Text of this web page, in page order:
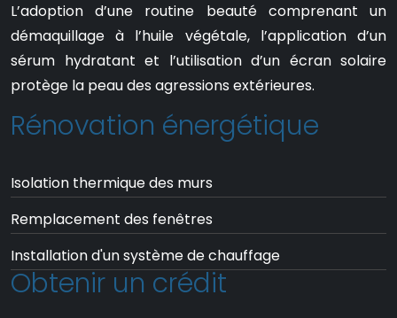
L’adoption d’une routine beauté comprenant un
démaquillage à l’huile végétale, l’application d’un
sérum hydratant et l’utilisation d’un écran solaire
protège la peau des agressions extérieures.
Rénovation énergétique
Isolation thermique des murs
Remplacement des fenêtres
Installation d'un système de chauffage
Obtenir un crédit